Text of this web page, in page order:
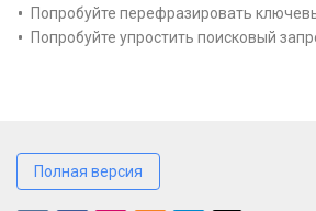
Попробуйте перефразировать
Попробуйте упростить поисковый
Полная версия